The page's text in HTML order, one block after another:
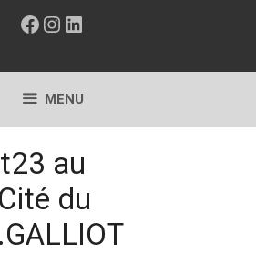
Facebook
Instagram
LinkedIn
MENU
au
du